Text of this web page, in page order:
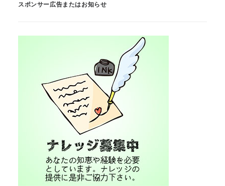
スポンサー広告またはお知らせ